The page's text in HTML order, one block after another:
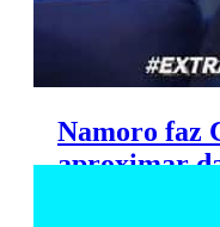
Namoro faz
aproximar